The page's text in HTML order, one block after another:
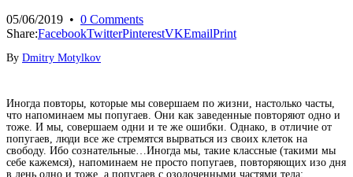
05/06/2019 • 0 Comments
Share:FacebookTwitterPinterestVKEmailPrint
By Dmitry Motylkov
Иногда повторы, которые мы совершаем по жизни, настолько часты,
что напоминаем мы попугаев. Они как заведенные повторяют одно и
тоже. И мы, совершаем одни и те же ошибки. Однако, в отличие от
попугаев, люди все же стремятся вырваться из своих клеток на
свободу. Ибо сознательные…Иногда мы, такие классные (такими мы
себе кажемся), напоминаем не просто попугаев, повторяющих изо дня
в день одно и тоже, а попугаев с озолоченными частями тела: